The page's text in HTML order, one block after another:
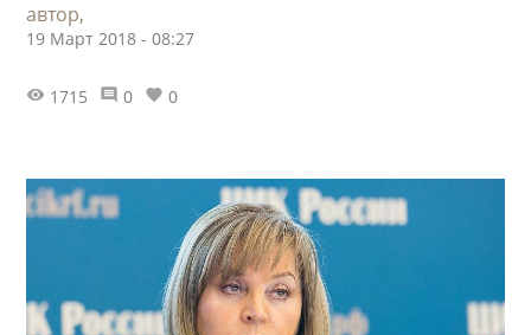
автор,
19 Март 2018 - 08:27
1715 0 0